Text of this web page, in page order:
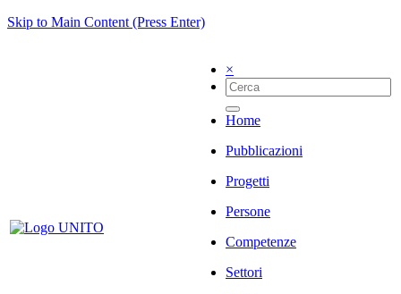
Skip to Main Content (Press Enter)
×
Home
Pubblicazioni
Progetti
Persone
Competenze
Settori